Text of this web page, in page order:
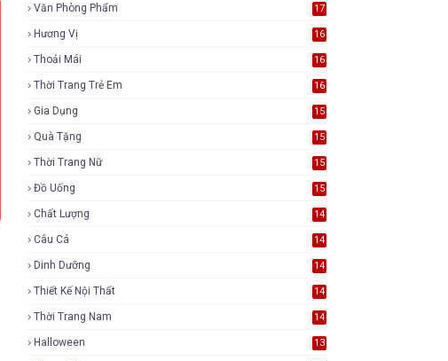
Văn Phòng Phẩm 17
Hương Vị 16
Thoải Mái 16
Thời Trang Trẻ Em 16
Gia Dụng 15
Quà Tặng 15
Thời Trang Nữ 15
Đồ Uống 15
Chất Lượng 14
Câu Cá 14
Dinh Dưỡng 14
Thiết Kế Nội Thất 14
Thời Trang Nam 14
Halloween 13